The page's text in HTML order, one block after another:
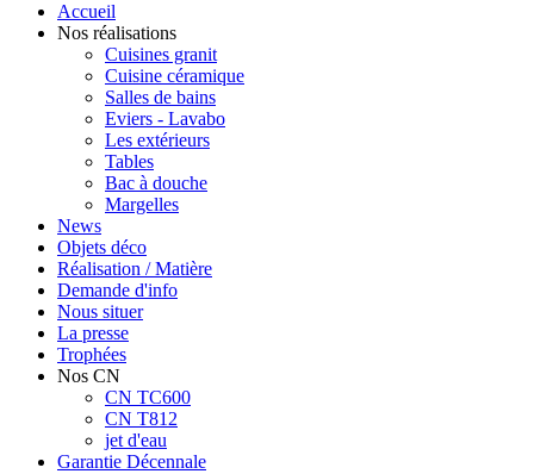
Accueil
Nos réalisations
Cuisines granit
Cuisine céramique
Salles de bains
Eviers - Lavabo
Les extérieurs
Tables
Bac à douche
Margelles
News
Objets déco
Réalisation / Matière
Demande d'info
Nous situer
La presse
Trophées
Nos CN
CN TC600
CN T812
jet d'eau
Garantie Décennale